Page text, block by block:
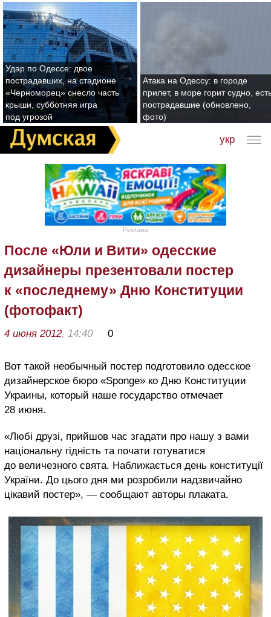
Удар по Одессе: двое
пострадавших, на стадионе
«Черноморец» снесло часть
крыши, субботняя игра
под угрозой
Атака на Одессу: в городе
прилет, в море горит судно,
пострадавшие (обновлено,
фото)
укр
Реклама
После «Юли и Вити» одесские
дизайнеры презентовали постер
к «последнему» Дню Конституции
(фотофакт)
4 июня 2012, 14:40 0
Вот такой необычный постер подготовило одесское
дизайнерское бюро «Sponge» ко Дню Конституции
Украины, который наше государство отмечает
28 июня.
«Любі друзі, прийшов час згадати про нашу з вами
національну гідність та почати готуватися
до величезного свята. Наближається день конституції
України. До цього дня ми розробили надзвичайно
цікавий постер», — сообщают авторы плаката.